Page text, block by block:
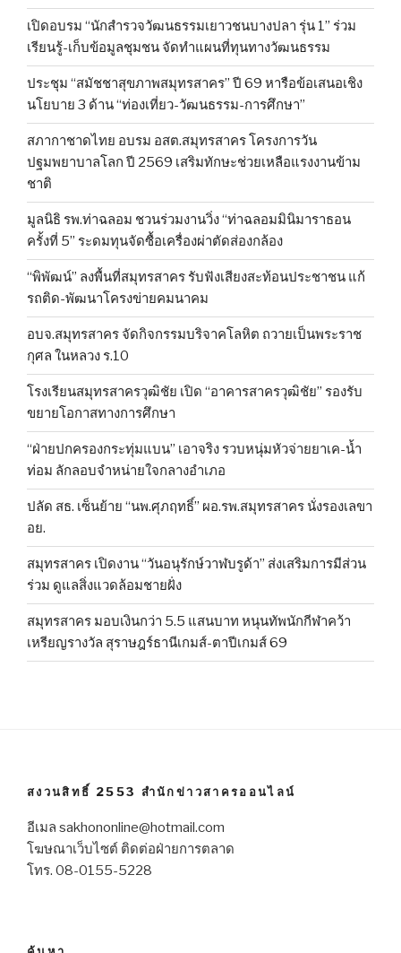
เปิดอบรม “นักสำรวจวัฒนธรรมเยาวชนบางปลา รุ่น 1” ร่วม
เรียนรู้-เก็บข้อมูลชุมชน จัดทำแผนที่ทุนทางวัฒนธรรม
ประชุม “สมัชชาสุขภาพสมุทรสาคร” ปี 69 หารือข้อเสนอเชิง
นโยบาย 3 ด้าน “ท่องเที่ยว-วัฒนธรรม-การศึกษา”
สภากาชาดไทย อบรม อสต.สมุทรสาคร โครงการวัน
ปฐมพยาบาลโลก ปี 2569 เสริมทักษะช่วยเหลือแรงงานข้าม
ชาติ
มูลนิธิ รพ.ท่าฉลอม ชวนร่วมงานวิ่ง “ท่าฉลอมมินิมาราธอน
ครั้งที่ 5” ระดมทุนจัดซื้อเครื่องผ่าตัดส่องกล้อง
“พิพัฒน์” ลงพื้นที่สมุทรสาคร รับฟังเสียงสะท้อนประชาชน แก้
รถติด-พัฒนาโครงข่ายคมนาคม
อบจ.สมุทรสาคร จัดกิจกรรมบริจาคโลหิต ถวายเป็นพระราช
กุศล ในหลวง ร.10
โรงเรียนสมุทรสาครวุฒิชัย เปิด “อาคารสาครวุฒิชัย” รองรับ
ขยายโอกาสทางการศึกษา
“ฝ่ายปกครองกระทุ่มแบน” เอาจริง รวบหนุ่มหัวจ่ายยาเค-น้ำ
ท่อม ลักลอบจำหน่ายใจกลางอำเภอ
ปลัด สธ. เซ็นย้าย “นพ.ศุภฤทธิ์” ผอ.รพ.สมุทรสาคร นั่งรองเลขา
อย.
สมุทรสาคร เปิดงาน “วันอนุรักษ์วาฬบรูด้า” ส่งเสริมการมีส่วน
ร่วม ดูแลสิ่งแวดล้อมชายฝั่ง
สมุทรสาคร มอบเงินกว่า 5.5 แสนบาท หนุนทัพนักกีฬาคว้า
เหรียญรางวัล สุราษฎร์ธานีเกมส์-ตาปีเกมส์ 69
สงวนสิทธิ์ 2553 สำนักข่าวสาครออนไลน์
อีเมล sakhononline@hotmail.com
โฆษณาเว็บไซต์ ติดต่อฝ่ายการตลาด
โทร. 08-0155-5228